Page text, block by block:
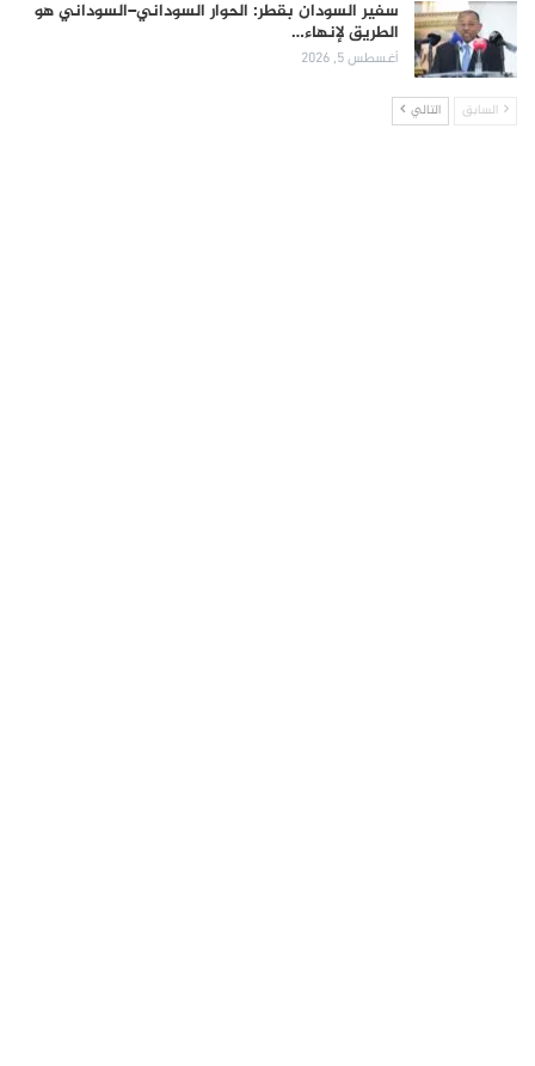
سفير السودان بقطر: الحوار السوداني–السوداني هو
الطريق لإنهاء…
أغسطس 5, 2026
السابق التالي